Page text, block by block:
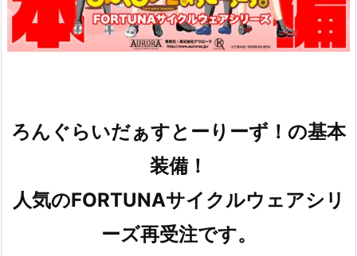
ろんぐらいだぁすとーりーず！の基本
装備！
人気のFORTUNAサイクルウェアシリ
ーズ再受注です。